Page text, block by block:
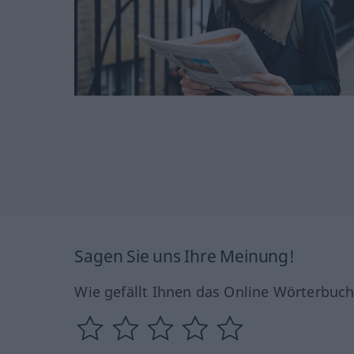
Sagen Sie uns Ihre Meinung!
Wie gefällt Ihnen das Online